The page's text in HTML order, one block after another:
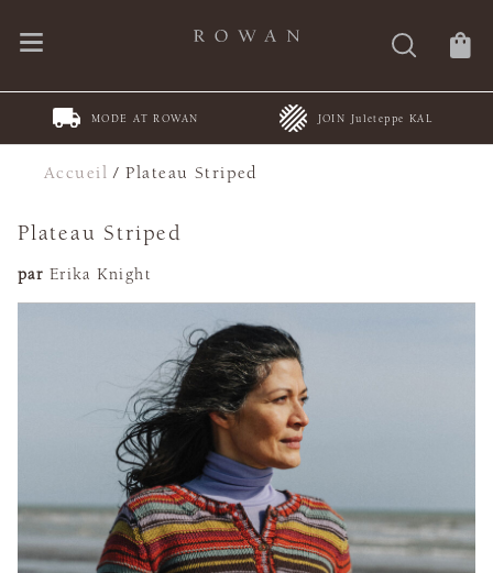
MODE AT ROWAN JOIN Juleteppe KAL
Accueil /Plateau Striped
Plateau Striped
par Erika Knight